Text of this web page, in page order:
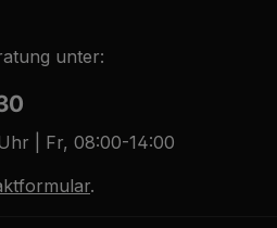
unter:
| Fr, 08:00-14:00
.